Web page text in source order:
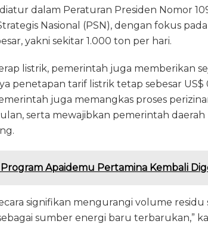
dalam Peraturan Presiden Nomor
Nasional (PSN), dengan fokus
yakni sekitar 1.000 ton per hari.
listrik, pemerintah juga memberikan
penetapan tarif listrik tetap sebesar
juga memangkas proses
serta mewajibkan pemerintah
Program Apaidemu Pertamina Kembali
signifikan mengurangi volume residu
sumber energi baru terbarukan,”